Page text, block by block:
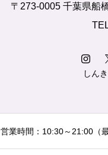
〒273-0005 千葉県船
しん
営業時間：10:30～21:00（